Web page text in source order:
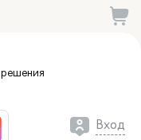
решения
Вход